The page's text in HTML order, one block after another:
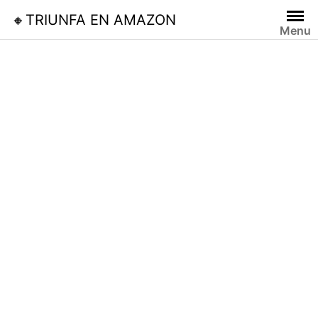
content
🔸TRIUNFA EN AMAZON
Menu